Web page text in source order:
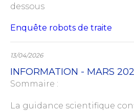
dessous
Enquête robots de traite
13/04/2026
INFORMATION - MARS
Sommaire :
La guidance scientifique